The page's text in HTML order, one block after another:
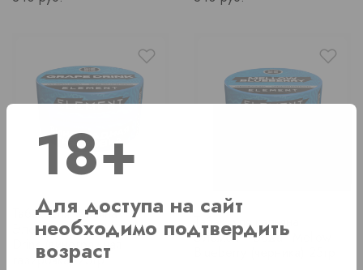
Табак для кальяна
Элемент "Вода" Grape
Drink (виноградная
газировка) 25гр
Табак для кальяна
Элемент "Вода" Mellow
18+
Для доступа на сайт
необходимо подтвердить
возраст